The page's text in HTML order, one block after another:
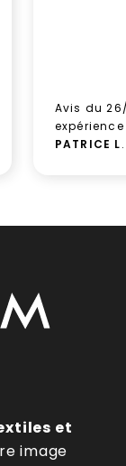
Avis du
PATRICE L.
et
image